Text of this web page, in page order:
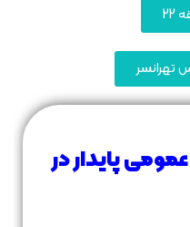
تهرانسر
پایدار در